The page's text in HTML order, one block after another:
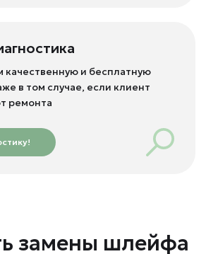
и бесплатную
в том случае, если клиент
ремонта
замены шлейфа